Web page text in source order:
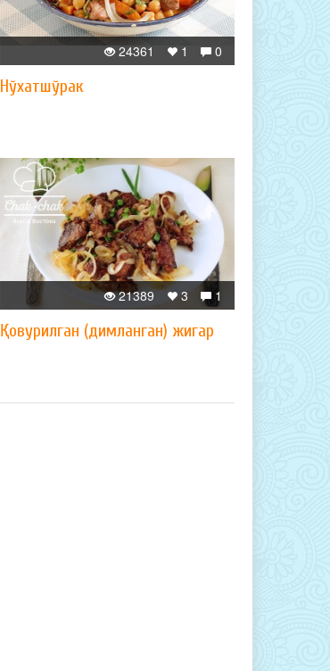
0
1
24361
Нўхатшўрак
1
3
21389
Қовурилган (димланган) жигар